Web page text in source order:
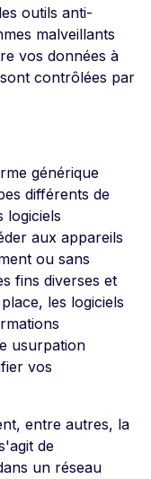
outils anti-
malveillants
vos données à
contrôlées par
générique
différents de
logiciels
aux appareils
ou sans
fins diverses et
les logiciels
usurpation
vos
entre autres, la
de
un réseau